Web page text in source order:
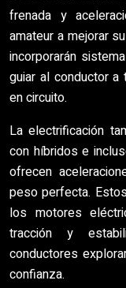
frenada y
amateur a mejorar
incorporarán
guiar al conductor
en circuito.
La electrificación
con híbridos e
ofrecen
peso perfecta.
los motores
tracción y
conductores
confianza.